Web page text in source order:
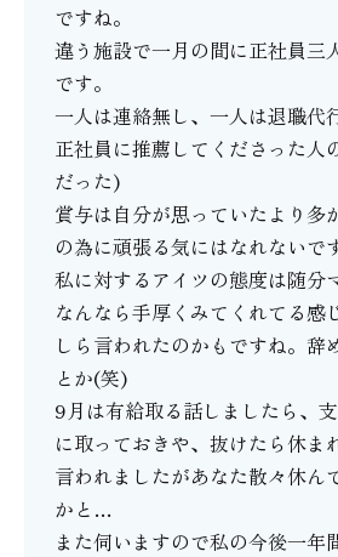
ですね。
違う施設で一月の間に正社員三
です。
一人は連絡無し、一人は退職代
正社員に推薦してくださった人
だった)
賞与は自分が思っていたより多
の為に頑張る気にはなれないで
私に対するアイツの態度は随分
なんなら手厚くみてくれてる感
しら言われたのかもですね。辞
とか(笑)
9月は有給取る話しましたら、
に取っておきや、抜けたら休ま
言われましたがあなた散々休ん
かと…
また伺いますので私の今後一年